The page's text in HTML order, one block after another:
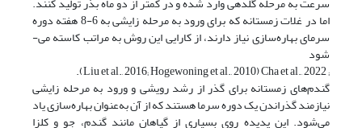
اما در غلات زمستانه که برای ورود به مرحله زایشی به 6-8 هفته دوره
سرمای بهاره‌سازی نیاز دارند، از کارایی این روش به مراتب کاسته می-
شود
; Liu et al., 2016; Hogewoning et al., 2010) Cha et al., 2022).
گندم‌های زمستانه برای گذر از رشد رویشی و ورود به مرحله زایشی
نیازمند گذراندن یک دوره‌ سرما هستند که از آن به‌عنوان بهاره‌سازی یاد
می‌شود. این پدیده روی بسیاری از گیاهان مانند گندم، جو و کلزا